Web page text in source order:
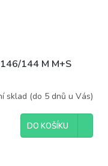
144 M M+S
sklad (do 5 dnů u Vás)
DO KOŠÍKU